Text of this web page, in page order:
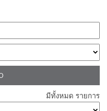
มีทั้งหมด รายการ